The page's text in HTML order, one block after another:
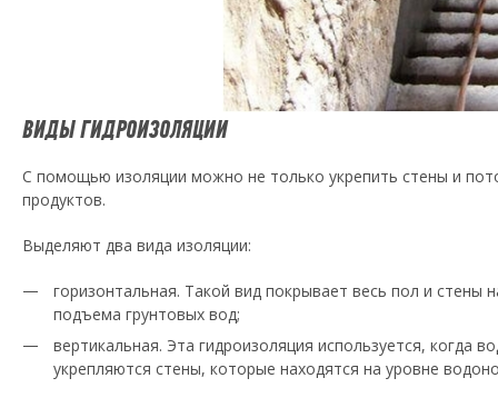
ВИДЫ ГИДРОИЗОЛЯЦИИ
С помощью изоляции можно не только укрепить стены и
продуктов.
Выделяют два вида изоляции:
горизонтальная. Такой вид покрывает весь пол и стены
подъема грунтовых вод;
вертикальная. Эта гидроизоляция используется, когда
укрепляются стены, которые находятся на уровне